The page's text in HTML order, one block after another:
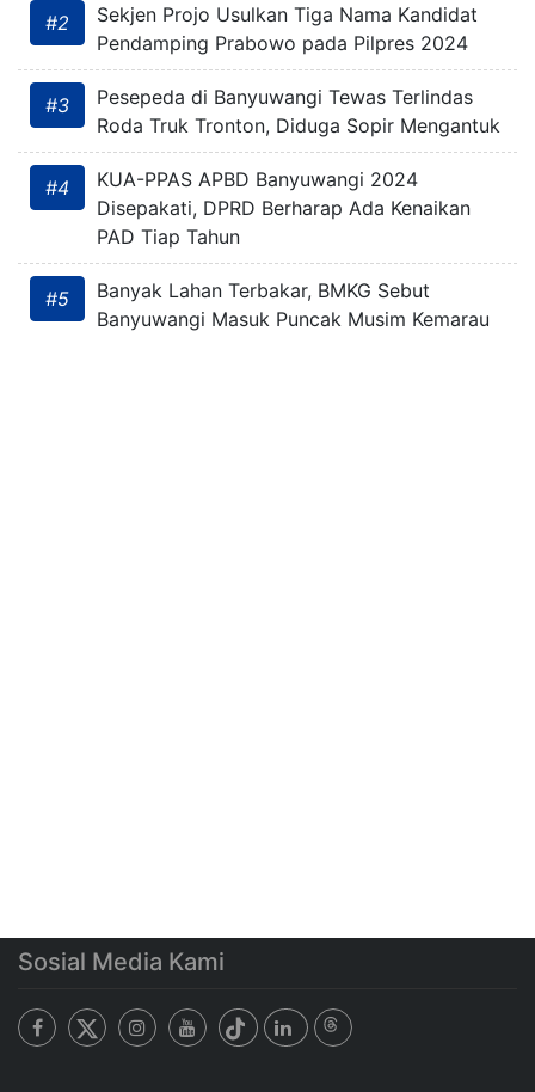
#2
Sekjen Projo Usulkan Tiga Nama Kandidat
Pendamping Prabowo pada Pilpres 2024
#3
Pesepeda di Banyuwangi Tewas Terlindas
Roda Truk Tronton, Diduga Sopir Mengantuk
#4
KUA-PPAS APBD Banyuwangi 2024
Disepakati, DPRD Berharap Ada Kenaikan
PAD Tiap Tahun
#5
Banyak Lahan Terbakar, BMKG Sebut
Banyuwangi Masuk Puncak Musim Kemarau
Sosial Media Kami